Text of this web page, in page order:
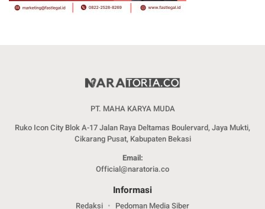
PT. MAHA KARYA MUDA
Ruko Icon City Blok A-17 Jalan Raya Deltamas Boulervard, Jaya Mukti,
Cikarang Pusat, Kabupaten Bekasi
Email:
Official@naratoria.co
Informasi
Redaksi Pedoman Media Siber